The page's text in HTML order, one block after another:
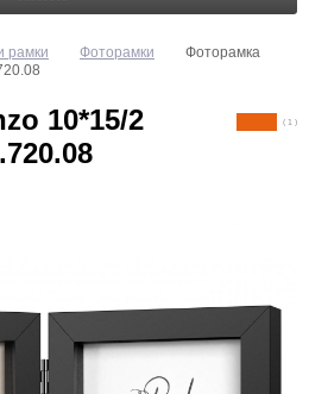
рамки Фоторамки
Фоторамка
10*15/2
( 1 )